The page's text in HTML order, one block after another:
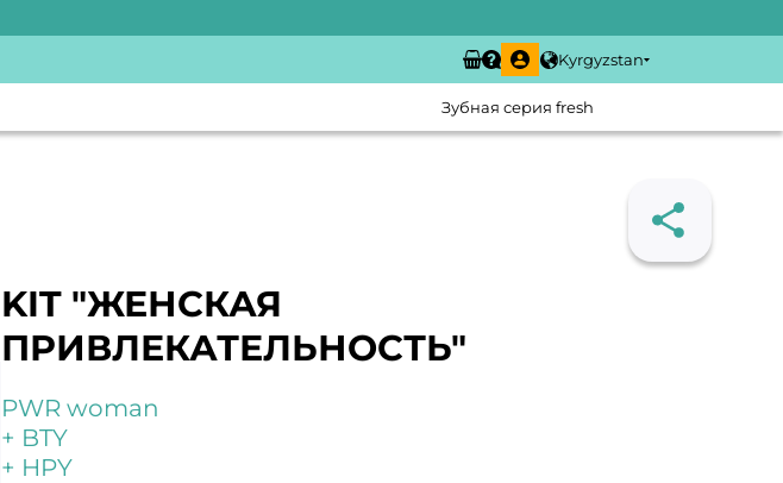
Kyrgyzstan
Зубная серия fresh
KIT "ЖЕНСКАЯ
ПРИВЛЕКАТЕЛЬНОСТЬ"
PWR woman
+ BTY
+ HPY